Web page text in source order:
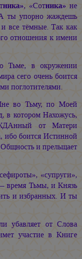
ника», «Сотника» не
ты упорно жаждешь
все тёмные. Так как
отношения к имени
Тьме, в окружении
сего очень боится
поглотителями.
во Тьму, по Моей
котором Нахожусь,
от Матери
ибо боится Истинной
и прельщает
«супруги»,
время Тьмы, и Князь
и избранных. И ты
убавляет от Слова
участие в Книге